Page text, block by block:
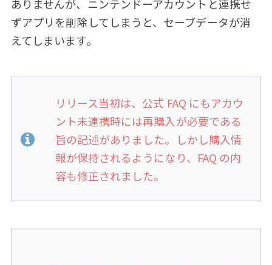
ありませんが、ニンテンドーアカウントと連携せ
ずアプリを削除してしまうと、セーブデータが消
えてしまいます。
リリース当初は、公式 FAQ にもアカウ
ント未連携時には再購入が必要である
旨の記述がありました。しかし購入情
報が保持されるようになり、FAQ の内
容も修正されました。